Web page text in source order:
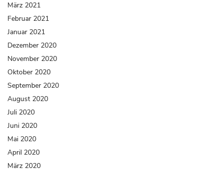
März 2021
Februar 2021
Januar 2021
Dezember 2020
November 2020
Oktober 2020
September 2020
August 2020
Juli 2020
Juni 2020
Mai 2020
April 2020
März 2020